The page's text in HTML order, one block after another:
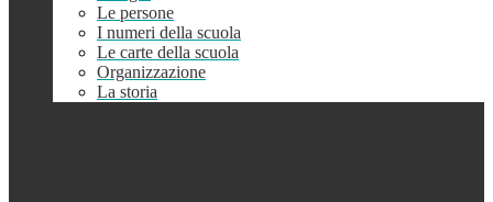
Le persone
I numeri della scuola
Le carte della scuola
Organizzazione
La storia